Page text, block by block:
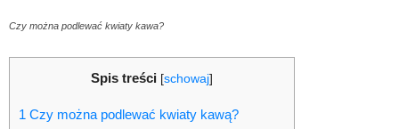
Czy można podlewać kwiaty kawa?
Spis treści [schowaj]
1 Czy można podlewać kwiaty kawą?